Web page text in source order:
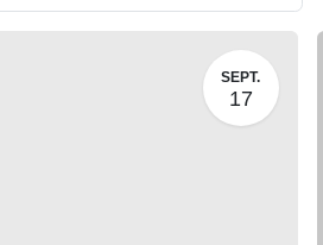
SEPT.
17